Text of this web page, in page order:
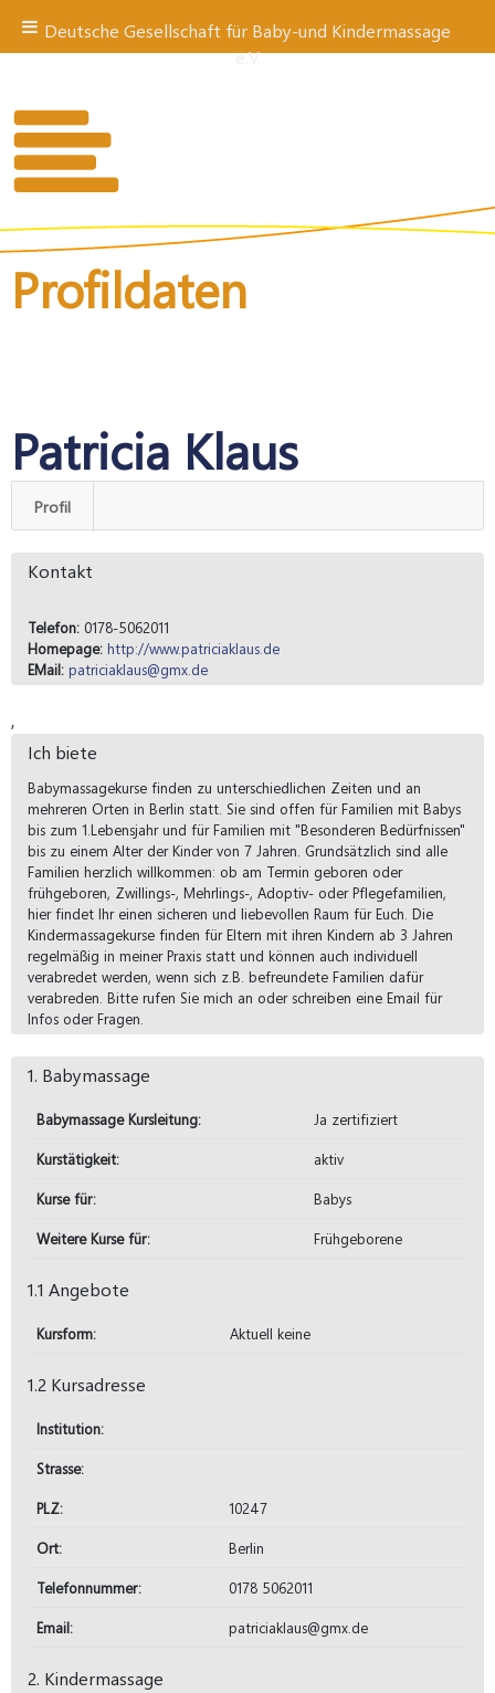
Deutsche Gesellschaft für Baby-und Kindermassage
e.V.
Profildaten
Patricia Klaus
Profil
Kontakt
Telefon: 0178-5062011
Homepage: http://www.patriciaklaus.de
EMail: patriciaklaus@gmx.de
,
Ich biete
Babymassagekurse finden zu unterschiedlichen Zeiten und an
mehreren Orten in Berlin statt. Sie sind offen für Familien mit Babys
bis zum 1.Lebensjahr und für Familien mit "Besonderen Bedürfnissen"
bis zu einem Alter der Kinder von 7 Jahren. Grundsätzlich sind alle
Familien herzlich willkommen: ob am Termin geboren oder
frühgeboren, Zwillings-, Mehrlings-, Adoptiv- oder Pflegefamilien,
hier findet Ihr einen sicheren und liebevollen Raum für Euch. Die
Kindermassagekurse finden für Eltern mit ihren Kindern ab 3 Jahren
regelmäßig in meiner Praxis statt und können auch individuell
verabredet werden, wenn sich z.B. befreundete Familien dafür
verabreden. Bitte rufen Sie mich an oder schreiben eine Email für
Infos oder Fragen.
1. Babymassage
Babymassage Kursleitung: Ja zertifiziert
Kurstätigkeit: aktiv
Kurse für: Babys
Weitere Kurse für: Frühgeborene
1.1 Angebote
Kursform: Aktuell keine
1.2 Kursadresse
Institution:
Strasse:
PLZ: 10247
Ort: Berlin
Telefonnummer: 0178 5062011
Email: patriciaklaus@gmx.de
2. Kindermassage